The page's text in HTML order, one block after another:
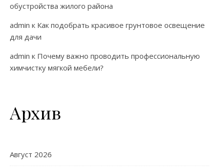
обустройства жилого района
admin к Как подобрать красивое грунтовое освещение
для дачи
admin к Почему важно проводить профессиональную
химчистку мягкой мебели?
Архив
Август 2026